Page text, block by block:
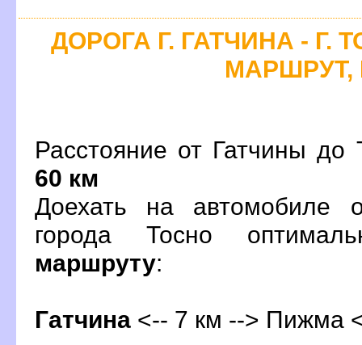
ДОРОГА Г. ГАТЧИНА - Г.
МАРШРУТ,
Расстояние от Гатчины до
60 км
Доехать на автомобиле
орода Тосно
маршруту:
Гатчина <-- 7 км --> Пижма